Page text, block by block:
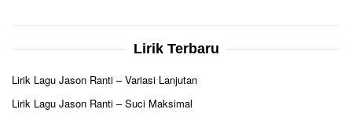
Lirik Terbaru
Lirik Lagu Jason Ranti – Variasi Lanjutan
Lirik Lagu Jason Ranti – Suci Maksimal